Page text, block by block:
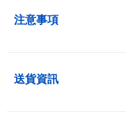
注意事項
送貨資訊